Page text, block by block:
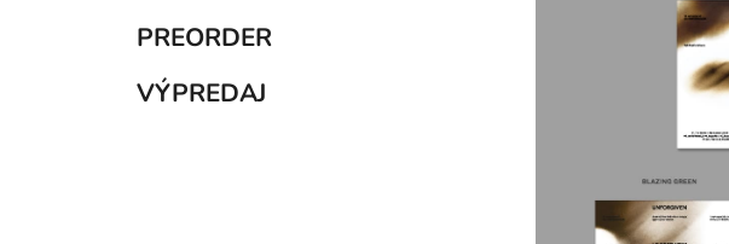
PREORDER
VÝPREDAJ